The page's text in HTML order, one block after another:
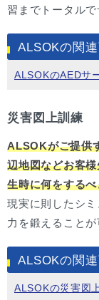
習までトータルで
ALSOKの関
ALSOKのAEDサ
災害図上訓練
ALSOKがご提供
辺地図などお客
生時に何をする
現実に則したシ
力を鍛えることが
ALSOKの関
ALSOKの災害図